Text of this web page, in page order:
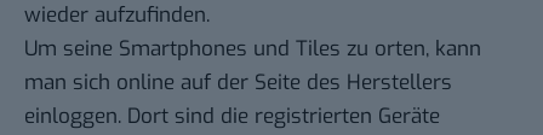
wieder aufzufinden.
Um seine Smartphones und Tiles zu orten, kann
man sich online auf der Seite des Herstellers
einloggen. Dort sind die registrierten Geräte